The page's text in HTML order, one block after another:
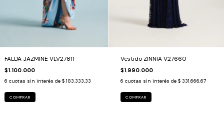
FALDA JAZMINE VLV27811
$1.100.000
6 cuotas sin interés de $ 183.333,33
COMPRAR
Vestido ZINNIA V27660
$1.990.000
6 cuotas sin interés de $ 331.666,67
COMPRAR